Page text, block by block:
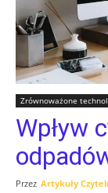
Zrównoważone
Wpływ
Przez Artykuły